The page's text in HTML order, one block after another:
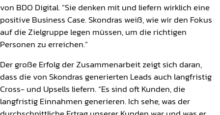
von BDO Digital. “Sie denken mit und liefern wirklich eine
positive Business Case. Skondras weiß, wie wir den Fokus
auf die Zielgruppe legen müssen, um die richtigen
Personen zu erreichen.”
Der große Erfolg der Zusammenarbeit zeigt sich daran,
dass die von Skondras generierten Leads auch langfristig
Cross- und Upsells liefern. “Es sind oft Kunden, die
langfristig Einnahmen generieren. Ich sehe, was der